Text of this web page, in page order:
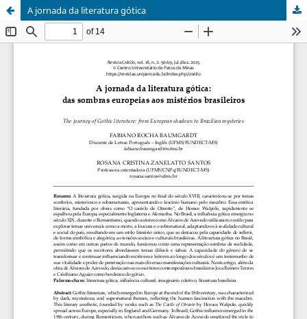
A jornada da literatura gótica